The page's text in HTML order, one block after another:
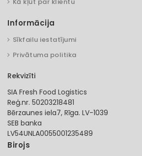
Kā kļūt par klientu
Informācija
Sīkfailu iestatījumi
Privātuma politika
Rekvizīti
SIA Fresh Food Logistics
Reģ.nr. 50203218481
Bērzaunes iela7, Rīga. LV-1039
SEB banka
LV54UNLA0055001235489
Birojs